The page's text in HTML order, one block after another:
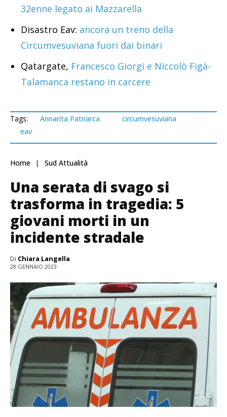
32enne legato ai Mazzarella
Disastro Eav: ancora un treno della
Circumvesuviana fuori dai binari
Qatargate, Francesco Giorgi e Niccolò Figà-
Talamanca restano in carcere
Tags: Annarita Patriarca
circumvesuviana
eav
Home Sud Attualità
Una serata di svago si
trasforma in tragedia: 5
giovani morti in un
incidente stradale
Di Chiara Langella
28 GENNAIO 2023